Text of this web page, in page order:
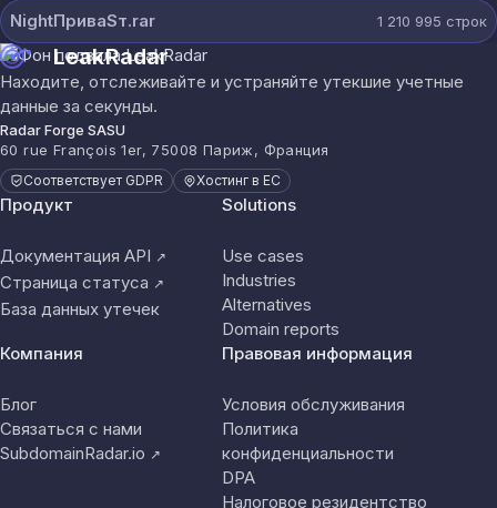
NightПриваSт.rar 1 210 995 строк
LeakRadar
Находите, отслеживайте и устраняйте утекшие учетные
данные за секунды.
Radar Forge SASU
60 rue François 1er, 75008 Париж, Франция
Соответствует GDPR Хостинг в ЕС
Продукт
Документация API ↗
Страница статуса ↗
База данных утечек
Solutions
Use cases
Industries
Alternatives
Domain reports
Компания
Блог
Связаться с нами
SubdomainRadar.io ↗
Правовая информация
Условия обслуживания
Политика
конфиденциальности
DPA
Налоговое резидентство